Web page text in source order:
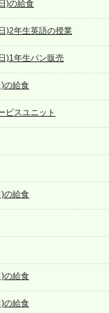
)の給食
)2年生英語の授業
)1年生パン販売
の給食
ビスユニット
の給食
の給食
の給食